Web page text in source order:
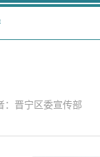
晋宁区委宣传部